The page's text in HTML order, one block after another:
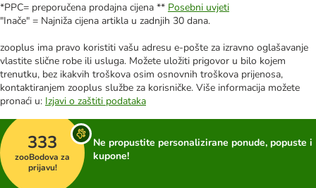
*PPC= preporučena prodajna cijena ** Posebni uvjeti
"Inače" = Najniža cijena artikla u zadnjih 30 dana.
zooplus ima pravo koristiti vašu adresu e-pošte za izravno oglašavanje
vlastite slične robe ili usluga. Možete uložiti prigovor u bilo kojem
trenutku, bez ikakvih troškova osim osnovnih troškova prijenosa,
kontaktiranjem zooplus službe za korisničke. Više informacija možete
pronaći u: Izjavi o zaštiti podataka
333
zooBodova za
prijavu!
Ne propustite personalizirane ponude, popuste i
kupone!